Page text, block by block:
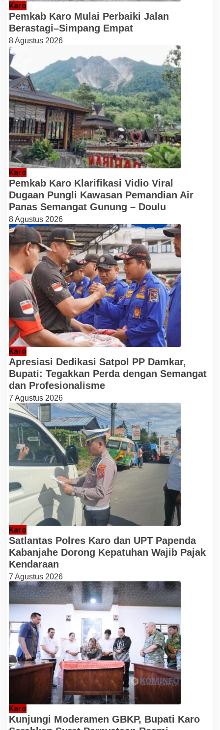
Karo
Pemkab Karo Mulai Perbaiki Jalan
Berastagi–Simpang Empat
8 Agustus 2026
Karo
Pemkab Karo Klarifikasi Vidio Viral
Dugaan Pungli Kawasan Pemandian Air
Panas Semangat Gunung – Doulu
8 Agustus 2026
Karo
Apresiasi Dedikasi Satpol PP Damkar,
Bupati: Tegakkan Perda dengan Semangat
dan Profesionalisme
7 Agustus 2026
Karo
Satlantas Polres Karo dan UPT Papenda
Kabanjahe Dorong Kepatuhan Wajib Pajak
Kendaraan
7 Agustus 2026
Karo
Kunjungi Moderamen GBKP, Bupati Karo